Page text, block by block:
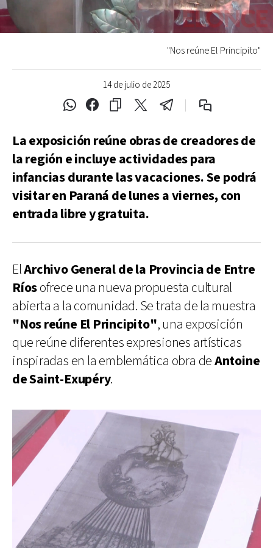
14 de julio de 2025
"Nos reúne El Principito"
La exposición reúne obras de creadores de
la región e incluye actividades para
infancias durante las vacaciones. Se podrá
visitar en Paraná de lunes a viernes, con
entrada libre y gratuita.
ElArchivo General de la Provincia de Entre
Ríosofrece una nueva propuesta cultural
abierta a la comunidad. Se trata de la muestra
"Nos reúne El Principito", una exposición
que reúne diferentes expresiones artísticas
inspiradas en la emblemática obra deAntoine
de Saint-Exupéry.